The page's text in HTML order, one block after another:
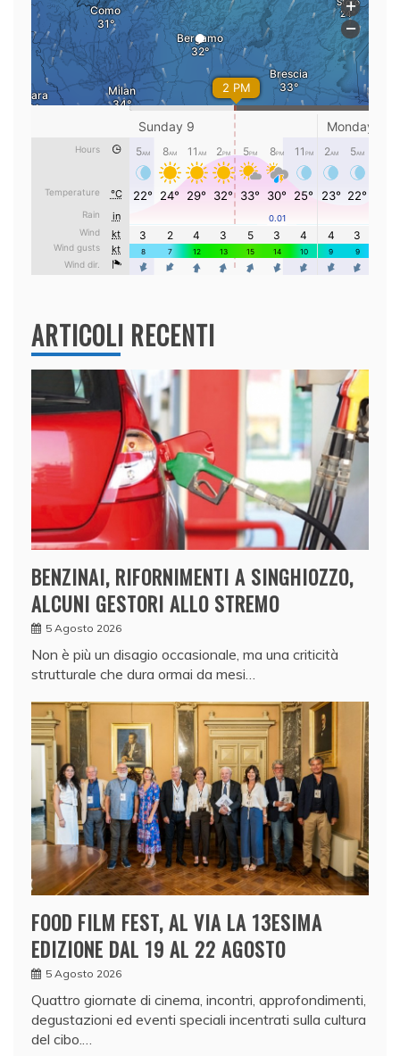
ARTICOLI RECENTI
BENZINAI, RIFORNIMENTI A SINGHIOZZO,
ALCUNI GESTORI ALLO STREMO
5 Agosto 2026
Non è più un disagio occasionale, ma una criticità
strutturale che dura ormai da mesi…
FOOD FILM FEST, AL VIA LA 13ESIMA
EDIZIONE DAL 19 AL 22 AGOSTO
5 Agosto 2026
Quattro giornate di cinema, incontri, approfondimenti,
degustazioni ed eventi speciali incentrati sulla cultura
del cibo.…